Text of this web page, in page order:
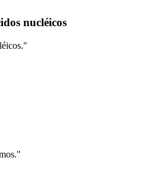
nucléicos
"
"